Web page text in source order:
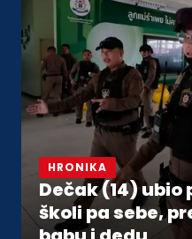
HRONIKA
Dečak (14)
školi pa sebe,